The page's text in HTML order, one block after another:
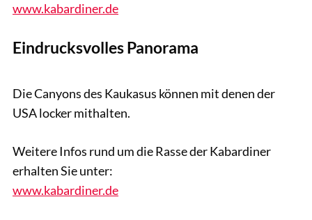
www.kabardiner.de
Eindrucksvolles Panorama
Die Canyons des Kaukasus können mit denen der
USA locker mithalten.
Weitere Infos rund um die Rasse der Kabardiner
erhalten Sie unter:
www.kabardiner.de